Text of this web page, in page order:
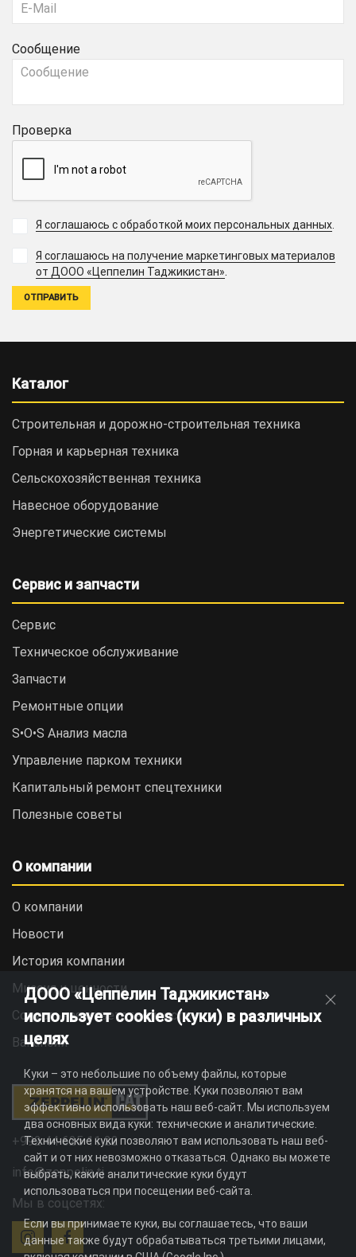
Сообщение
Проверка
Я соглашаюсь с обработкой моих персональных данных
Я соглашаюсь на получение маркетинговых материалов
от ДООО «Цеппелин Таджикистан».
Каталог
Строительная и дорожно-cтроительная техника
Горная и карьерная техника
Сельскохозяйственная техника
Навесное оборудование
Энергетические системы
Сервис и запчасти
Сервис
Техническое обслуживание
Запчасти
Ремонтные опции
S•O•S Анализ масла
Управление парком техники
Капитальный ремонт спецтехники
Полезные советы
О компании
О компании
Новости
История компании
Миссия и ценности
Социальная ответственность
Вакансии
+992 44 625 11 22
info@zeppelin.tj
Мы в соцсетях:
ДООО «Цеппелин Таджикистан»
использует cookies (куки) в различных
целях
Куки – это небольшие по объему файлы, которые
хранятся на вашем устройстве. Куки позволяют вам
эффективно использовать наш веб-сайт. Мы используем
два основных вида куки: технические и аналитические.
Технические куки позволяют вам использовать наш веб-
сайт и от них невозможно отказаться. Однако вы можете
выбрать, какие аналитические куки будут
использоваться при посещении веб-сайта.
Если вы принимаете куки, вы соглашаетесь, что ваши
данные также будут обрабатываться третьими лицами,